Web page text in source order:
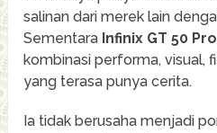
salinan dari merek lain
Sementara Infinix GT 50 Pro
kombinasi performa, visual,
yang terasa punya cerita.
Ia tidak berusaha menjadi